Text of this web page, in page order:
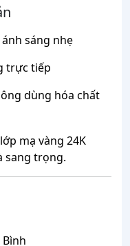
sáng nhẹ
trực tiếp
dùng hóa chất
mạ vàng 24K
sang trọng.
Bình